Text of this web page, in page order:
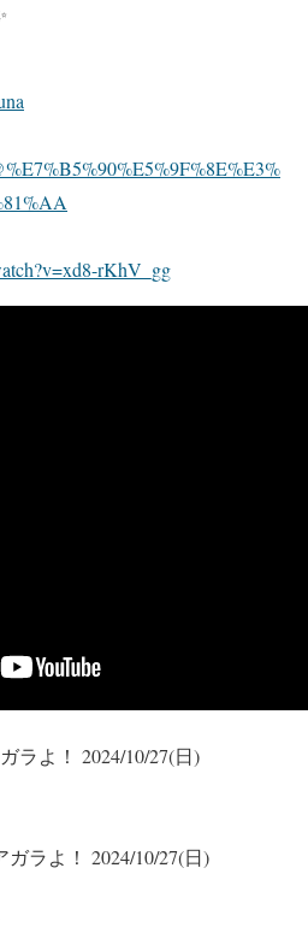
rKhV_gg
ラよ！ 2024/10/27(日)
ラよ！ 2024/10/27(日)